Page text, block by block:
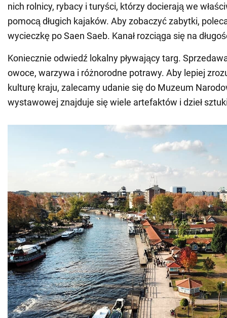
nich rolnicy, rybacy i turyści, którzy docierają we
pomocą długich kajaków. Aby zobaczyć zabytki,
wycieczkę po Saen Saeb. Kanał rozciąga się na
Koniecznie odwiedź lokalny pływający targ.
owoce, warzywa i różnorodne potrawy. Aby lepiej
kulturę kraju, zalecamy udanie się do Muzeum
wystawowej znajduje się wiele artefaktów i dzieł